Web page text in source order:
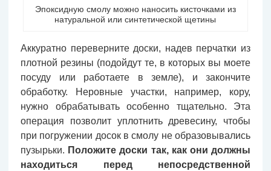
Эпоксидную смолу можно наносить кисточками из
натуральной или синтетической щетины
Аккуратно переверните доски, надев перчатки из
плотной резины (подойдут те, в которых вы моете
посуду или работаете в земле), и закончите
обработку. Неровные участки, например, кору,
нужно обрабатывать особенно тщательно. Эта
операция позволит уплотнить древесину, чтобы
при погружении досок в смолу не образовывались
пузырьки. Положите доски так, как они должны
находиться перед непосредственной